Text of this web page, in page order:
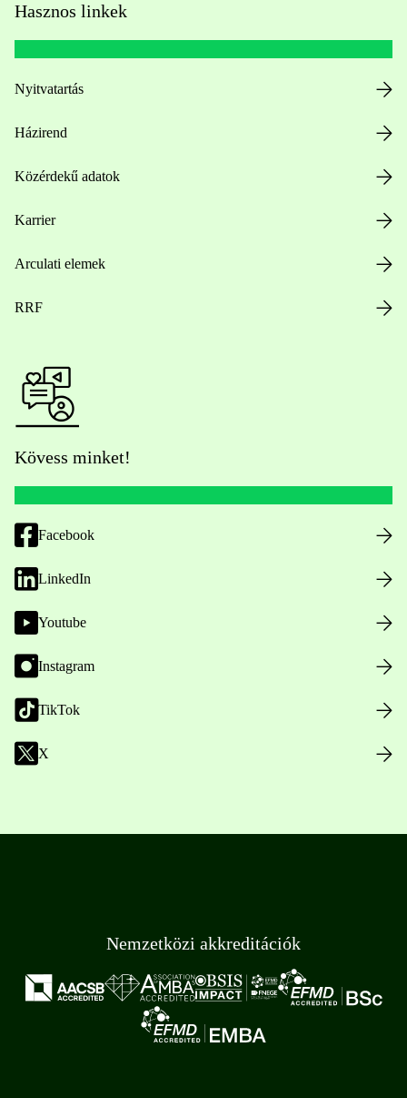
Hasznos linkek
Nyitvatartás
Házirend
Közérdekű adatok
Karrier
Arculati elemek
RRF
Kövess minket!
Facebook
LinkedIn
Youtube
Instagram
TikTok
X
Nemzetközi akkreditációk